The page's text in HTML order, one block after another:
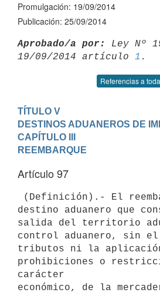
Promulgación: 19/09/2014
Publicación: 25/09/2014
Aprobado/a por:
Ley Nº
19/09/2014 artículo 1
Referencias a
TÍTULO V
DESTINOS ADUANEROS DE
CAPÍTULO III
REEMBARQUE
Artículo 97
destino aduanero que
salida del territorio
control aduanero, sin el
tributos ni la
prohibiciones o
carácter
económico, de la